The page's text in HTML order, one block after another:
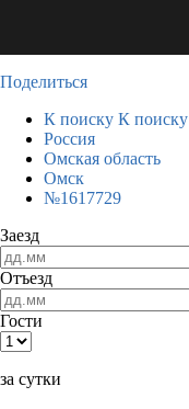
Поделиться
К поиску К поиску
Россия
Омская область
Омск
№1617729
Заезд
Отъезд
Гости
за сутки